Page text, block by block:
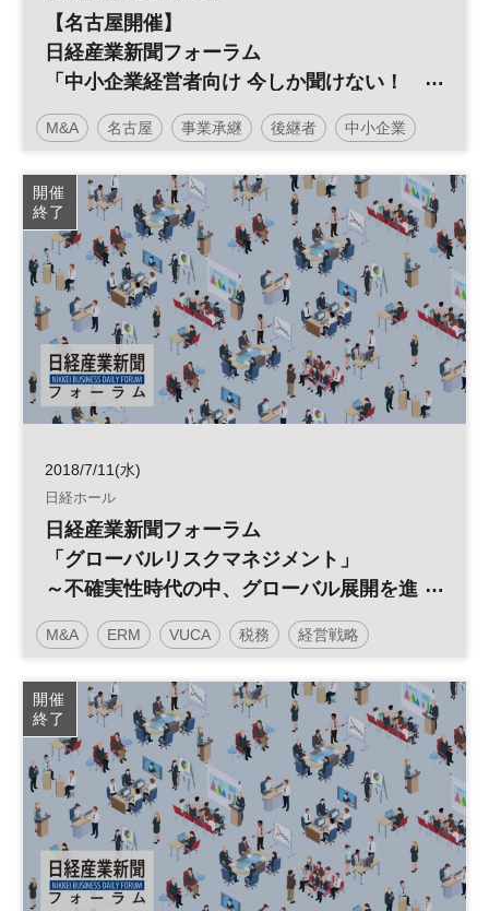
【名古屋開催】
日経産業新聞フォーラム
「中小企業経営者向け 今しか聞けない！
事業承継M&A準備セミナー（入門編）」
M&A 名古屋 事業承継 後継者 中小企業
事業譲渡 廃業 引き継ぎ
日経産業新聞フォーラム
開催
終了
2018/7/11(水)
日経ホール
日経産業新聞フォーラム
「グローバルリスクマネジメント」
～不確実性時代の中、グローバル展開を進
める日本企業に必要なリスク対応力～
M&A ERM VUCA 税務 経営戦略
リスクマネジメント グローバル
グローバルリスクマネジメント
日経産業新聞フォーラム
開催
終了